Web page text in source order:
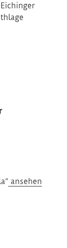
ansehen